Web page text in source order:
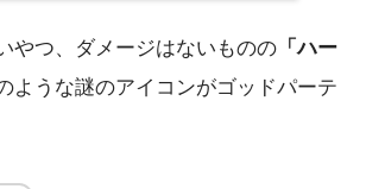
やつ、ダメージはないものの 「ハー
ような謎のアイコンがゴッドパーテ